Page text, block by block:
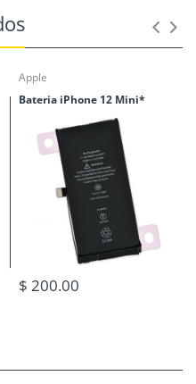
Apple
Bateria iPhone 12 Mini*
$ 200.00